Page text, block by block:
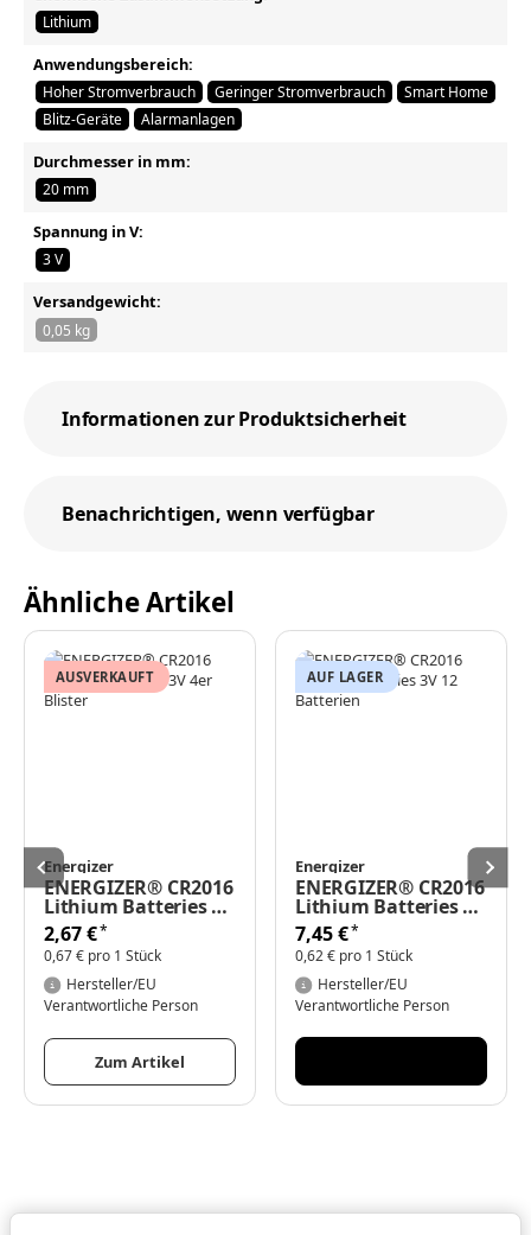
Lithium
Anwendungsbereich:
Hoher Stromverbrauch Geringer Stromverbrauch
Smart Home
Blitz-Geräte
Alarmanlagen
Durchmesser in mm:
20 mm
Spannung in V:
3 V
Versandgewicht:
0,05 kg
Informationen zur Produktsicherheit
Benachrichtigen, wenn verfügbar
Ähnliche Artikel
AUSVERKAUFT
Energizer
ENERGIZER® CR2016
Lithium Batteries 3V
4er Blister
2,67 €*
0,67 € pro 1 Stück
Hersteller/EU
Verantwortliche Person
Zum Artikel
AUF LAGER
Energizer
ENERGIZER® CR2016
Lithium Batteries 3V
12 Batterien
7,45 €*
0,62 € pro 1 Stück
Hersteller/EU
Verantwortliche Person